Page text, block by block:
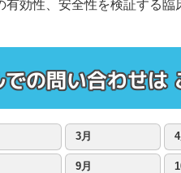
効性、安全性を検証する臨
3月
9月